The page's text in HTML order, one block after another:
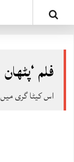
فلم ‘پٹھان
اس کیٹا گری میں